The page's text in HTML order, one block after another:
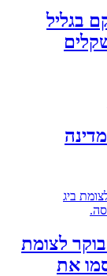
בגליל
לצומת
את